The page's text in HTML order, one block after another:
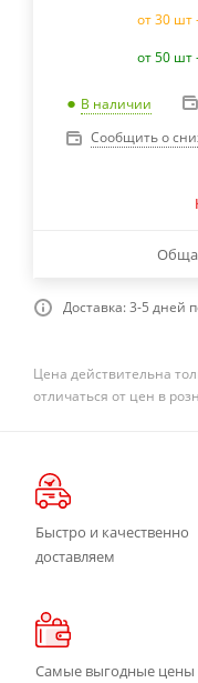
от 30 шт
от 50 шт
В наличии
Сообщить о
Доставка: 3-5 дней
Цена действительна
отличаться от цен в
Быстро и качественно
доставляем
Самые выгодные цены